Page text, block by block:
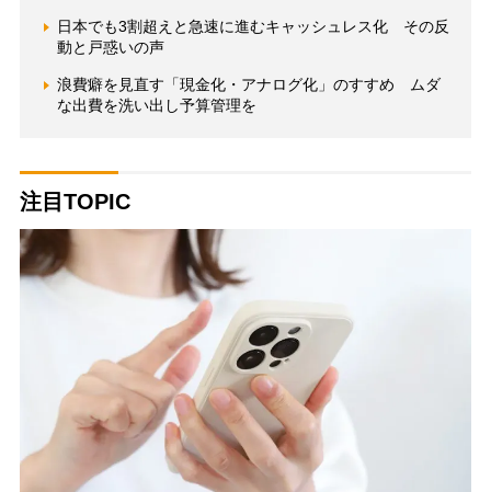
日本でも3割超えと急速に進むキャッシュレス化 その反
動と戸惑いの声
浪費癖を見直す「現金化・アナログ化」のすすめ ムダ
な出費を洗い出し予算管理を
注目TOPIC